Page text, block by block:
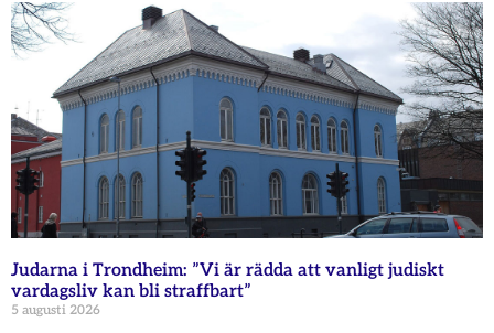
Judarna i Trondheim: ”Vi är rädda att vanligt judiskt
vardagsliv kan bli straffbart”
5 augusti 2026